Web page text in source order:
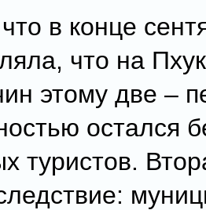
в конце
что на
этому две –
остался
туристов.